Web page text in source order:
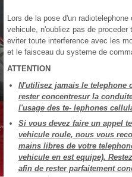
Lors de la pose d'un
vehicule, n'oubliez pas de
eviter toute interference avec les
et le faisceau du systeme de
ATTENTION
N'utilisez jamais le telephone
rester concentresur la
l'usage des te- lephones
Si vous devez faire un appel
vehicule roule, nous vous
mains libres de votre
vehicule en est equipe).
afin de rester parfaitement